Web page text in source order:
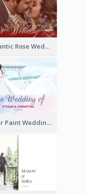
Romantic Rose Wedding Photo Book
Water Paint Wedding Photo Book